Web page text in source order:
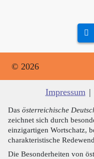
© 2026
Impressum |
Das österreichische
zeichnet sich durch
einzigartigen Wortschatz,
charakteristische
Die Besonderheiten von